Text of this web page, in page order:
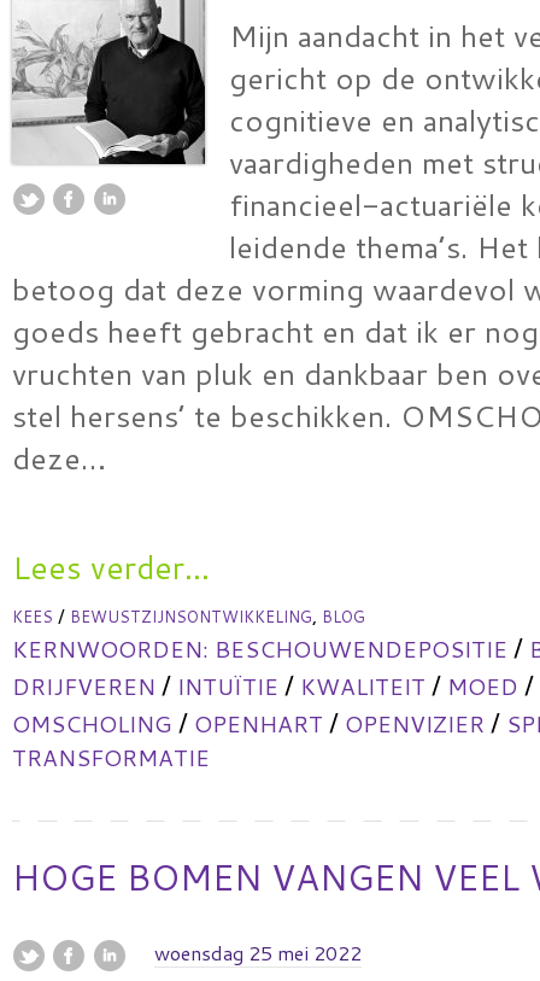
Mijn aandacht in het
gericht op de
cognitieve en
vaardigheden met
financieel-actuariële
leidende thema’s.
betoog dat deze vorming waardevol
goeds heeft gebracht en dat ik er
vruchten van pluk en dankbaar ben
stel hersens’ te beschikken.
deze…
Lees verder...
KEES / BEWUSTZIJNSONTWIKKELING, BLOG
KERNWOORDEN: BESCHOUWENDEPOSITIE /
DRIJFVEREN / INTUÏTIE / KWALITEIT / MOED /
OMSCHOLING / OPENHART / OPENVIZIER /
TRANSFORMATIE
HOGE BOMEN VANGEN
woensdag 25 mei 2022